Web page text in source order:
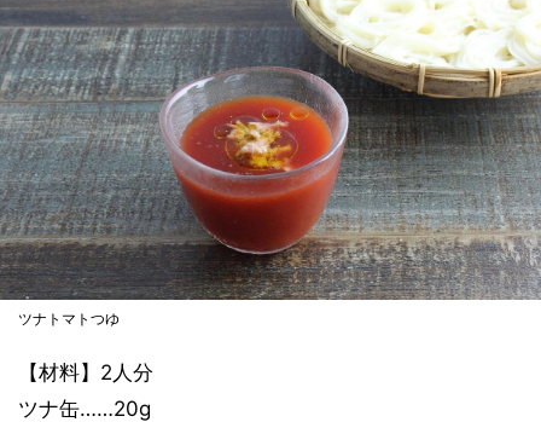
ツナトマトつゆ
【材料】2人分
ツナ缶……20g